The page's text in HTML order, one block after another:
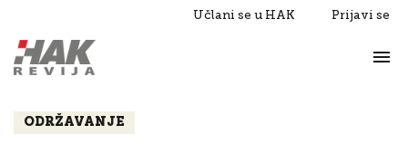
Učlani se u HAK Prijavi se
Razgovori
ODRŽAVANJE